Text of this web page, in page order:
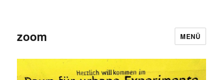
zoom MENÜ